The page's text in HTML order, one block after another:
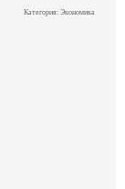
Категория: Экономика